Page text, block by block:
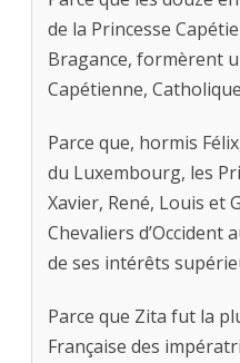
de la Princesse
Bragance, formèrent
Capétienne,
Parce que, hormis
du Luxembourg, les
Xavier, René, Louis et
Chevaliers d’Occident
de ses intérêts
Parce que Zita fut la
Française des